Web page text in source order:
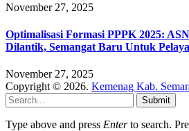
November 27, 2025
Optimalisasi Formasi PPPK 2025:
Dilantik, Semangat Baru Untuk
November 27, 2025
Copyright © 2026. Kemenag Kab.
Submit
Type above and press Enterto search.